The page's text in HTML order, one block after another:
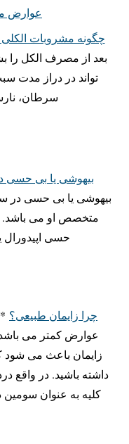
عوارض
چگونه مشروبات الکلی
بعد از مصرف الکل را
تواند در دراز مدت
سرطان،
بیهوشی یا بی حسی
بیهوشی یا بی حسی در
متخصص او می باشد.
حسی
چرا زایمان طبیعی؟
عوارض کمتر می
زایمان باعث می شود
داشته باشید. در واقع
کلیه به عنوان